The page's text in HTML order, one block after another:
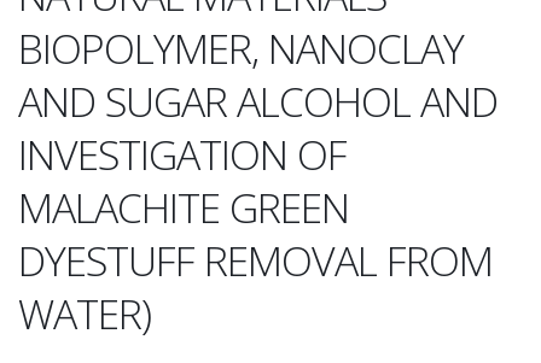
BIOPOLYMER, NANOCLAY
AND SUGAR ALCOHOL AND
INVESTIGATION OF
MALACHITE GREEN
DYESTUFF REMOVAL FROM
WATER)